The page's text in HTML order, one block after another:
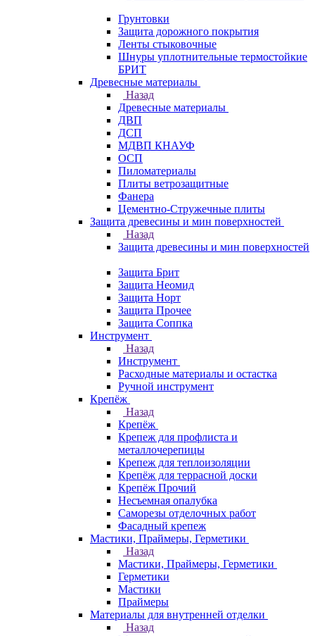
Грунтовки
Защита дорожного покрытия
Ленты стыковочные
Шнуры уплотнительные термостойкие
БРИТ
Древесные материалы
Назад
Древесные материалы
ДВП
ДСП
МДВП КНАУФ
ОСП
Пиломатериалы
Плиты ветрозащитные
Фанера
Цементно-Стружечные плиты
Защита древесины и мин поверхностей
Назад
Защита древесины и мин поверхностей
Защита Брит
Защита Неомид
Защита Норт
Защита Прочее
Защита Соппка
Инструмент
Назад
Инструмент
Расходные материалы и остастка
Ручной инструмент
Крепёж
Назад
Крепёж
Крепеж для профлиста и
металлочерепицы
Крепеж для теплоизоляции
Крепёж для террасной доски
Крепёж Прочий
Несъемная опалубка
Саморезы отделочных работ
Фасадный крепеж
Мастики, Праймеры, Герметики
Назад
Мастики, Праймеры, Герметики
Герметики
Мастики
Праймеры
Материалы для внутренней отделки
Назад